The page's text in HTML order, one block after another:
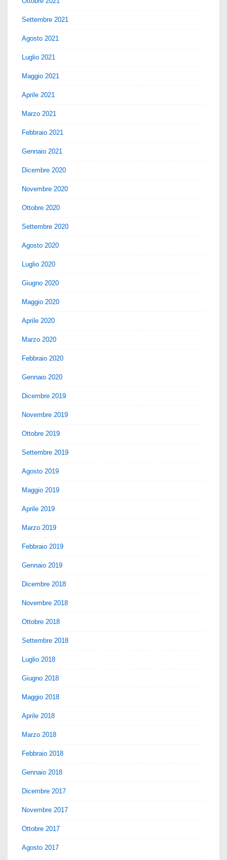
Settembre 2021
Agosto 2021
Luglio 2021
Maggio 2021
Aprile 2021
Marzo 2021
Febbraio 2021
Gennaio 2021
Dicembre 2020
Novembre 2020
Ottobre 2020
Settembre 2020
Agosto 2020
Luglio 2020
Giugno 2020
Maggio 2020
Aprile 2020
Marzo 2020
Febbraio 2020
Gennaio 2020
Dicembre 2019
Novembre 2019
Ottobre 2019
Settembre 2019
Agosto 2019
Maggio 2019
Aprile 2019
Marzo 2019
Febbraio 2019
Gennaio 2019
Dicembre 2018
Novembre 2018
Ottobre 2018
Settembre 2018
Luglio 2018
Giugno 2018
Maggio 2018
Aprile 2018
Marzo 2018
Febbraio 2018
Gennaio 2018
Dicembre 2017
Novembre 2017
Ottobre 2017
Agosto 2017